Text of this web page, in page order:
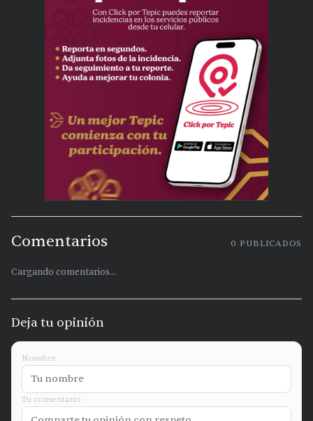
Comentarios 0 PUBLICADOS
Cargando comentarios...
Deja tu opinión
Nombre
Tu comentario